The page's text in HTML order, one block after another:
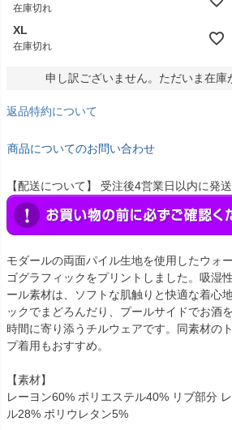
在庫切れ
XL
在庫切れ
申し訳ございません。ただいま在庫
返品特約について
商品についてのお問い合わせ
【配送について】 受注後4営業日以内に発
モダールの両面パイル生地を使用したウォ
ゴグラフィックをプリントしました。吸湿
ール素材は、ソフトな肌触りと快適な着心
ックでまどろんだり、プールサイドでお酒
時間に寄り添うチルウェアです。同素材の
プ着用もおすすめ。
【素材】
レーヨン60% ポリエステル40% リブ部分
ル28% ポリウレタン5%